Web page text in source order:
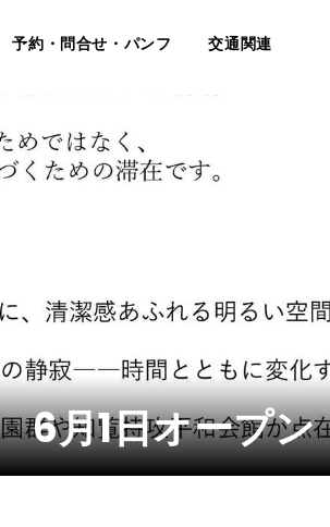
予約・問合せ・パンフ 交通関連
月1日オープン